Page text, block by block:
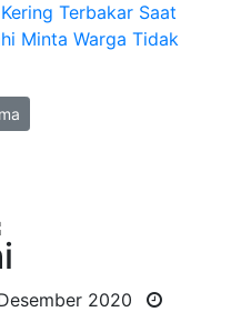
Terbakar Saat
Minta Warga Tidak
2020